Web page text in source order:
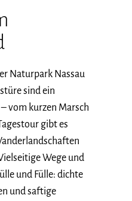
Naturpark Nassau
sind ein
vom kurzen Marsch
gibt es
Wege und
und Fülle: dichte
und saftige